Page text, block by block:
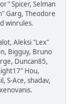
Spicer, Selman
Garg, Theodore
winrules.
Aleksi "Lex"
Bigguy, Bruno
Duncan85,
Hou,
S-Ace, shadav,